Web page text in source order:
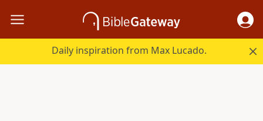
Daily inspiration from Max Lucado.